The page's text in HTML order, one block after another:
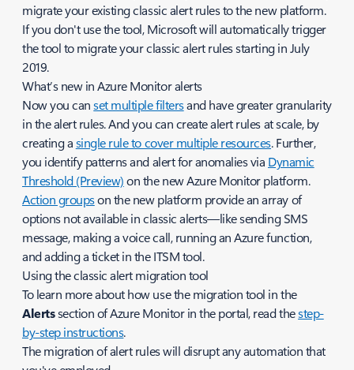
migrate your existing classic alert rules to the new platform.
If you don't use the tool, Microsoft will automatically trigger
the tool to migrate your classic alert rules starting in July
2019.
What’s new in Azure Monitor alerts
Now you canset multiple filtersand have greater granularity
in the alert rules. And you can create alert rules at scale, by
creating asingle rule to cover multiple resources. Further,
you identify patterns and alert for anomalies via Dynamic
Threshold (Preview)on the new Azure Monitor platform.
Action groupson the new platform provide an array of
options not available in classic alerts—like sending SMS
message, making a voice call, running an Azure function,
and adding a ticket in the ITSM tool.
Using the classic alert migration tool
To learn more about how use the migration tool in the
Alertssection of Azure Monitor in the portal, read thestep-
by-step instructions.
The migration of alert rules will disrupt any automation that